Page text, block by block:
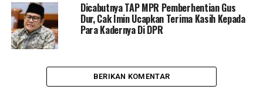
Dicabutnya TAP MPR Pemberhentian Gus
Dur, Cak Imin Ucapkan Terima Kasih Kepada
Para Kadernya Di DPR
BERIKAN KOMENTAR